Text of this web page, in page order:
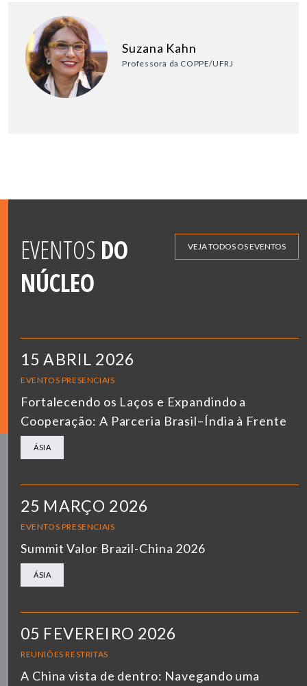
Suzana Kahn
Professora da COPPE/UFRJ
EVENTOS DO
NÚCLEO
VEJA TODOS OS EVENTOS
15 ABRIL 2026
EVENTOS PRESENCIAIS
Fortalecendo os Laços e Expandindo a
Cooperação: A Parceria Brasil–Índia à Frente
ÁSIA
25 MARÇO 2026
EVENTOS PRESENCIAIS
Summit Valor Brazil-China 2026
ÁSIA
05 FEVEREIRO 2026
REUNIÕES RESTRITAS
A China vista de dentro: Navegando uma